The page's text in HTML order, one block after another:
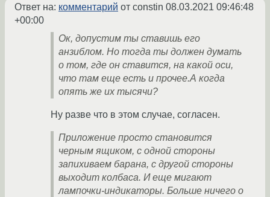
Ответ на: комментарий от constin 08.03.2021 09:46:48
+00:00
Ок, допустим ты ставишь его
анзиблом. Но тогда ты должен думать
о том, где он ставится, на какой оси,
что там еще есть и прочее.А когда
опять же их тысячи?
Ну разве что в этом случае, согласен.
Приложение просто становится
черным ящиком, с одной стороны
запихиваем барана, с другой стороны
выходит колбаса. И еще мигают
лампочки-индикаторы. Больше ничего о